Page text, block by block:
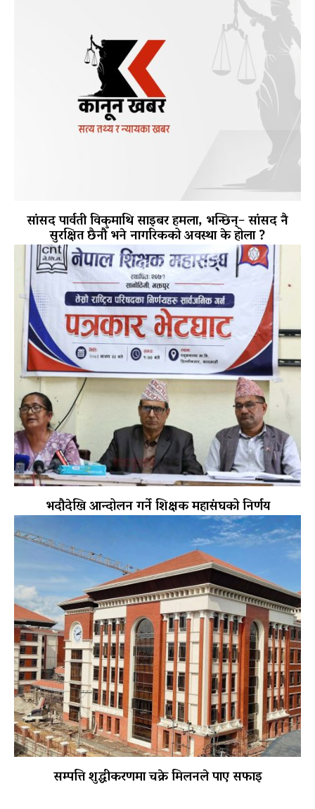
सांसद पार्वती विकमाथि साइबर हमला, भन्छिन्– सांसद नै
सुरक्षित छैनौँ भने नागरिकको अवस्था के होला ?
भदौदेखि आन्दोलन गर्ने शिक्षक महासंघको निर्णय
सम्पत्ति शुद्धीकरणमा चक्रे मिलनले पाए सफाइ